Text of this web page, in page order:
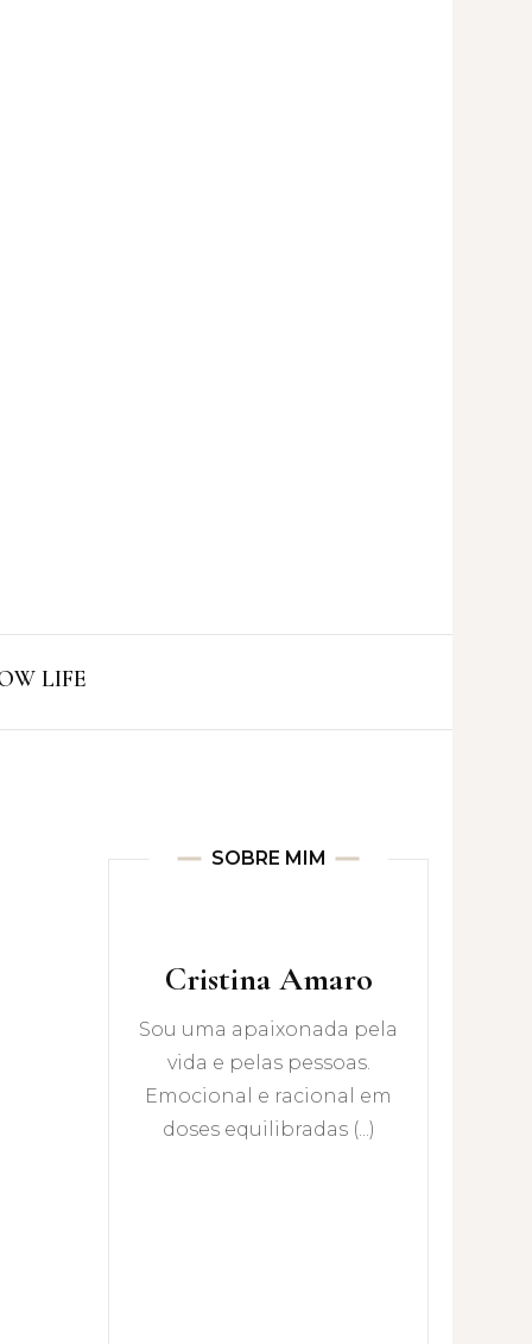
LIFE
SOBRE MIM
Cristina Amaro
Sou uma apaixonada pela
vida e pelas pessoas.
Emocional e racional em
doses equilibradas (...)